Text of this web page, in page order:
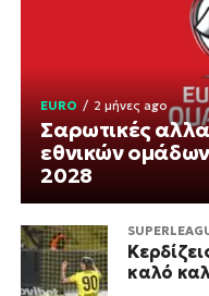
EURO 2 μήνες ago
Σαρωτικές
εθνικών
2028
καλό